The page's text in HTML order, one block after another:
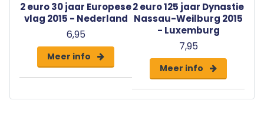
2 euro 30 jaar Europese
vlag 2015 - Nederland
6,95
Meer info
2 euro 125 jaar Dynastie
Nassau-Weilburg 2015
- Luxemburg
7,95
Meer info